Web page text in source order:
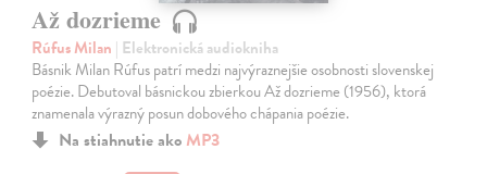
Až dozrieme
Rúfus Milan | Elektronická audiokniha
Básnik Milan Rúfus patrí medzi najvýraznejšie osobnosti slovenskej
poézie. Debutoval básnickou zbierkou Až dozrieme (1956), ktorá
znamenala výrazný posun dobového chápania poézie.
Na stiahnutie ako MP3